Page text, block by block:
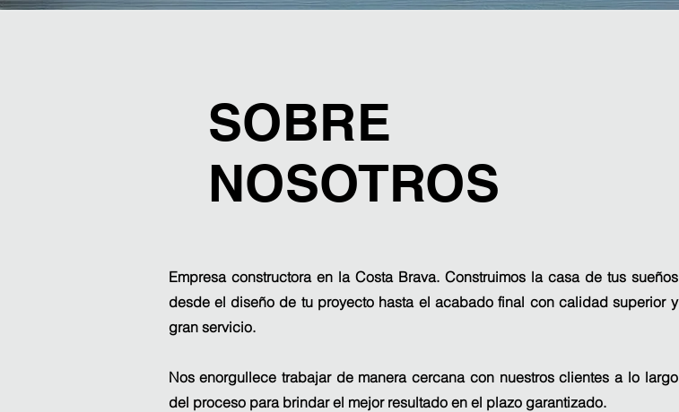
SOBRE
NOSOTROS
Empresa constructora en la Costa Brava. Construimos la casa de tus sueños
desde el diseño de tu proyecto hasta el acabado final con calidad superior y
gran servicio.
Nos enorgullece trabajar de manera cercana con nuestros clientes a lo largo
del proceso para brindar el mejor resultado en el plazo garantizado.